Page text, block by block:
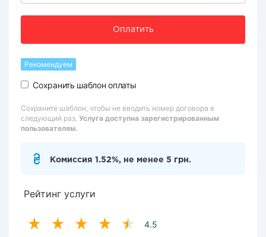
Оплатить
Рекомендуем
Сохранить шаблон оплаты
Сохраните шаблон, чтобы не вводить номер договора в
следующий раз. Услуга доступна зарегистрированным
пользователям.
Комиссия 1.52%, не менее 5 грн.
Рейтинг услуги
4.5